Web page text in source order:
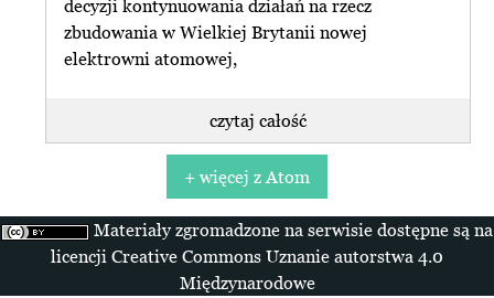
decyzji kontynuowania działań na rzecz
zbudowania w Wielkiej Brytanii nowej
elektrowni atomowej,
czytaj całość
+ więcej z Atom
Materiały zgromadzone na serwisie dostępne są na
licencji Creative Commons Uznanie autorstwa 4.0
Międzynarodowe